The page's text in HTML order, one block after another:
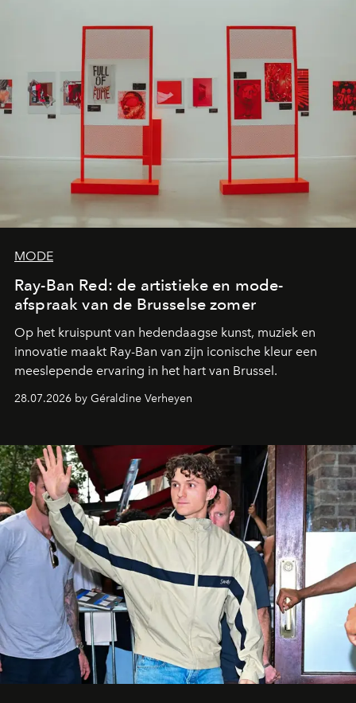
MODE
Ray-Ban Red: de artistieke en mode-
afspraak van de Brusselse zomer
Op het kruispunt van hedendaagse kunst, muziek en
innovatie maakt Ray-Ban van zijn iconische kleur een
meeslepende ervaring in het hart van Brussel.
28.07.2026 by Géraldine Verheyen